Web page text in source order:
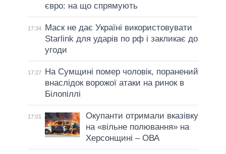
євро: на що спрямують
17:34
Маск не дає Україні використовувати
Starlink для ударів по рф і закликає до
угоди
17:27
На Сумщині помер чоловік, поранений
внаслідок ворожої атаки на ринок в
Білопіллі
17:01
Окупанти отримали вказівку
на «вільне полювання» на
Херсонщині – ОВА